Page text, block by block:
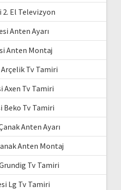
2. El Televizyon
Anten Ayarı
Anten Montaj
Arçelik Tv Tamiri
Axen Tv Tamiri
Beko Tv Tamiri
Anten Ayarı
Anten Montaj
Tv Tamiri
Lg Tv Tamiri